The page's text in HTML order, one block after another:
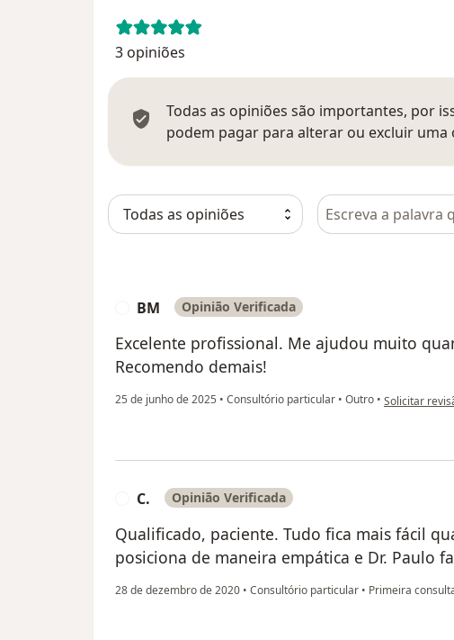
3 opiniões
Todas as opiniões são importantes, por
podem pagar para alterar ou excluir uma
Pesquisar em
BM Opinião Verificada
Excelente profissional. Me ajudou muito
Recomendo demais!
25 de junho de 2025 • Consultório particular • Outro • na opinião do
Solicitar
C. Opinião Verificada
Qualificado, paciente. Tudo fica mais fácil
posiciona de maneira empática e Dr. Paulo
28 de dezembro de 2020 • Consultório particular • Primeira